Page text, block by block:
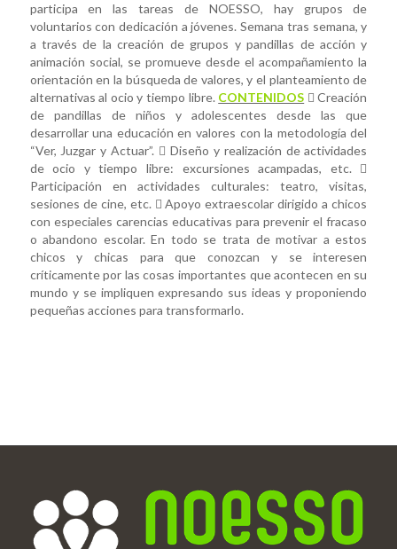
participa en las tareas de NOESSO, hay grupos de
voluntarios con dedicación a jóvenes. Semana tras semana, y
a través de la creación de grupos y pandillas de acción y
animación social, se promueve desde el acompañamiento la
orientación en la búsqueda de valores, y el planteamiento de
alternativas al ocio y tiempo libre. CONTENIDOS  Creación
de pandillas de niños y adolescentes desde las que
desarrollar una educación en valores con la metodología del
“Ver, Juzgar y Actuar”.  Diseño y realización de actividades
de ocio y tiempo libre: excursiones acampadas, etc. 
Participación en actividades culturales: teatro, visitas,
sesiones de cine, etc.  Apoyo extraescolar dirigido a chicos
con especiales carencias educativas para prevenir el fracaso
o abandono escolar. En todo se trata de motivar a estos
chicos y chicas para que conozcan y se interesen
críticamente por las cosas importantes que acontecen en su
mundo y se impliquen expresando sus ideas y proponiendo
pequeñas acciones para transformarlo.